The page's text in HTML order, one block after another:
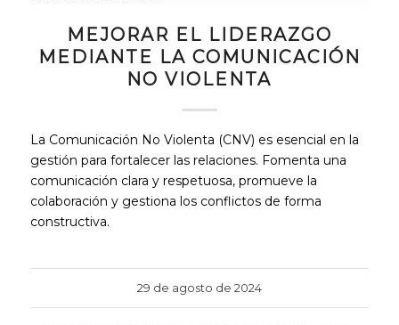
MEJORAR EL LIDERAZGO
MEDIANTE LA COMUNICACIÓN
NO VIOLENTA
La Comunicación No Violenta (CNV) es esencial en la
gestión para fortalecer las relaciones. Fomenta una
comunicación clara y respetuosa, promueve la
colaboración y gestiona los conflictos de forma
constructiva.
29 de agosto de 2024